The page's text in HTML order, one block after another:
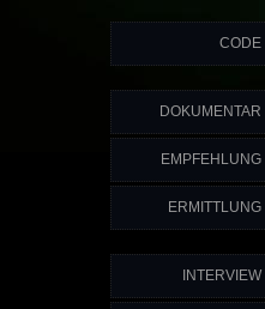
CODE
DOKUMENTAR
EMPFEHLUNG
ERMITTLUNG
INTERVIEW